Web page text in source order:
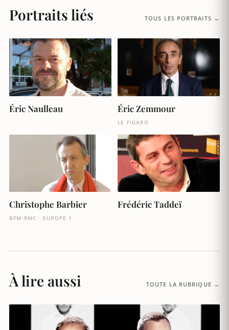
Portraits liés TOUS LES PORTRAITS →
Éric Naulleau Éric Zemmour
LE FIGARO
Christophe Barbier
BFM-RMC · EUROPE 1
Frédéric Taddeï
À lire aussi TOUTE LA RUBRIQUE →